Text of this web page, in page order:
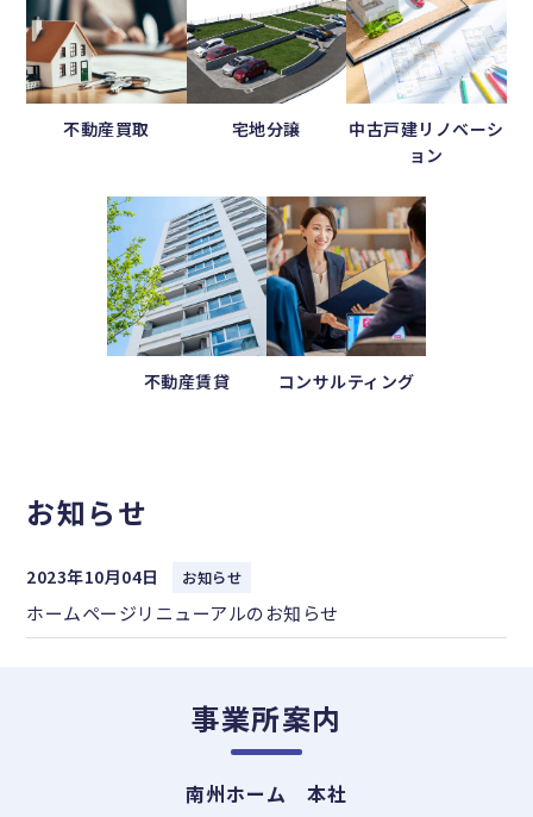
不動産買取 宅地分譲
中古戸建リノベーシ
ョン
不動産賃貸 コンサルティング
お知らせ
2023年10月04日 お知らせ
ホームページリニューアルのお知らせ
事業所案内
南州ホーム 本社